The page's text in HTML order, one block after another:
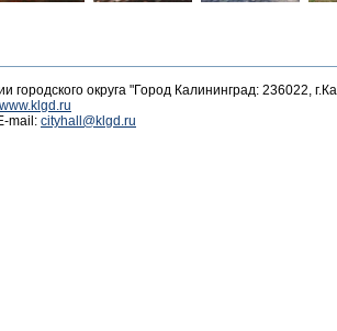
городского округа "Город Калининград: 236022,
www.klgd.ru
mail: cityhall@klgd.ru